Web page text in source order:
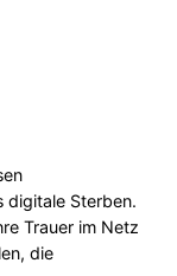
digitale Sterben.
Trauer im Netz
die